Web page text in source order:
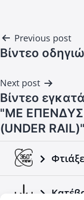
Post
navigation
Previous post
Βίντεο
Next post
Βίντεο
"ΜΕ
(UNDER RAIL)"